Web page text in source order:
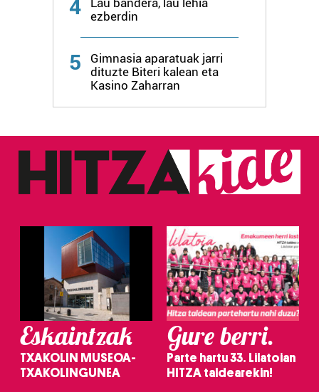
zerbitzuak hobetzeko asmoz, cookie teknologiaz
baliatzen gara. Ohar hau onartuz gero, teknologia hori
erabiltzeko baimen esplizitua ematen diguzu.
irakurri
4
Lau bandera, lau lehia
ezberdin
5
Gimnasia aparatuak jarri
dituzte Biteri kalean eta
Kasino Zaharran
Eskaintzak
TXAKOLIN MUSEOA-
TXAKOLINGUNEA
Gure berri.
Parte hartu 33. Lilatoian
HITZA taldearekin!